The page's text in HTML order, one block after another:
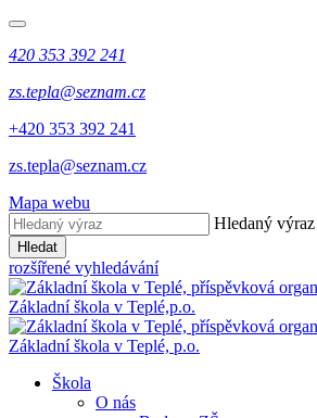
420 353 392 241
zs.tepla@seznam.cz
+420 353 392 241
zs.tepla@seznam.cz
Mapa webu
Hledaný výraz
Hledat
rozšířené vyhledávání
Základní škola v Teplé,p.o.
Základní škola v Teplé, p.o.
Škola
O nás